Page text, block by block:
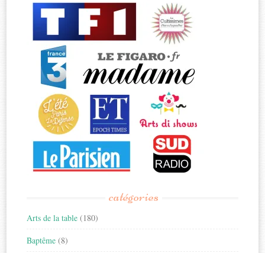
catégories
Arts de la table (180)
Baptême (8)